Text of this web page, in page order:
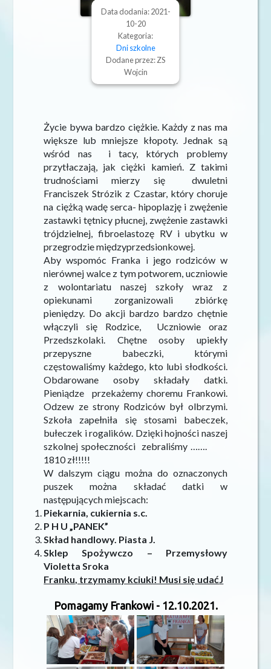
Data dodania: 2021-
10-20
Kategoria:
Dni szkolne
Dodane przez: ZS
Wojcin
Życie bywa bardzo ciężkie. Każdy z nas ma
większe lub mniejsze kłopoty. Jednak są
wśród nas i tacy, których problemy
przytłaczają, jak ciężki kamień. Z takimi
trudnościami mierzy się dwuletni
Franciszek Strózik z Czastar, który choruje
na ciężką wadę serca- hipoplazję i zwężenie
zastawki tętnicy płucnej, zwężenie zastawki
trójdzielnej, fibroelastozę RV i ubytku w
przegrodzie międzyprzedsionkowej.
Aby wspomóc Franka i jego rodziców w
nierównej walce z tym potworem, uczniowie
z wolontariatu naszej szkoły wraz z
opiekunami zorganizowali zbiórkę
pieniędzy. Do akcji bardzo bardzo chętnie
włączyli się Rodzice, Uczniowie oraz
Przedszkolaki. Chętne osoby upiekły
przepyszne babeczki, którymi
częstowaliśmy każdego, kto lubi słodkości.
Obdarowane osoby składały datki.
Pieniądze przekażemy choremu Frankowi.
Odzew ze strony Rodziców był olbrzymi.
Szkoła zapełniła się stosami babeczek,
bułeczek i rogalików. Dzięki hojności naszej
szkolnej społeczności zebraliśmy …….
1810 zł!!!!!
W dalszym ciągu można do oznaczonych
puszek można składać datki w
następujących miejscach:
Piekarnia, cukiernia s.c.
P H U „PANEK”
Skład handlowy. Piasta J.
Sklep Spożywczo – Przemysłowy
Violetta Sroka
Franku, trzymamy kciuki! Musi się udaćJ
Pomagamy Frankowi - 12.10.2021.